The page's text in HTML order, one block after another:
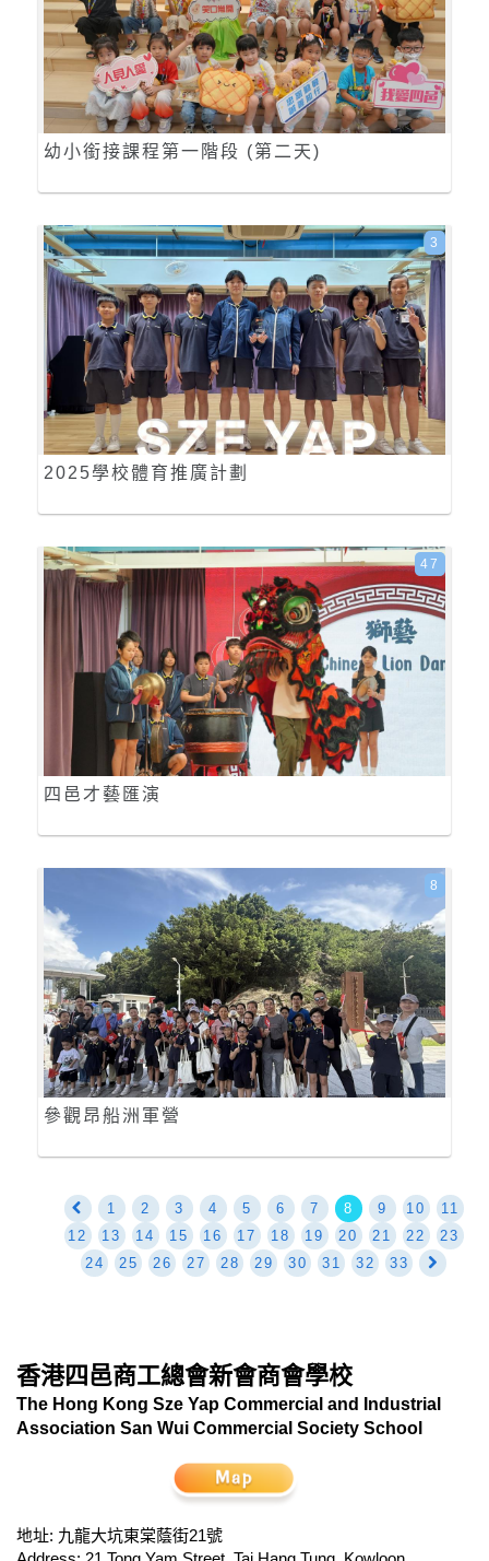
幼小銜接課程第一階段 (第二天)
2025學校體育推廣計劃
3
四邑才藝匯演
47
參觀昂船洲軍營
8
1 2 3 4 5 6 7 8 9 10
11
12
13 14 15 16 17 18 19 20 21 22
23
24
25 26 27 28 29 30 31 32 33
香港四邑商工總會新會商會學校
The Hong Kong Sze Yap Commercial and Industrial
Association San Wui Commercial Society School
地址: 九龍大坑東棠蔭街21號